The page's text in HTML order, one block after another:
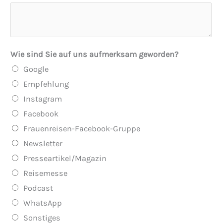
d
e
F
u
g
a
n
g
e
Wie sind Sie auf uns aufmerksam geworden?
Google
Empfehlung
Instagram
Facebook
Frauenreisen-Facebook-Gruppe
Newsletter
Presseartikel/Magazin
Reisemesse
Podcast
WhatsApp
Sonstiges